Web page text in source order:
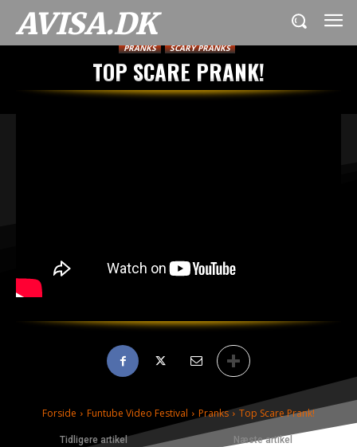
AVISA.DK
PRANKS SCARY PRANKS
TOP SCARE PRANK!
Forside Funtube Video Festival Pranks Top Scare Prank!
Tidligere artikel Næste artikel